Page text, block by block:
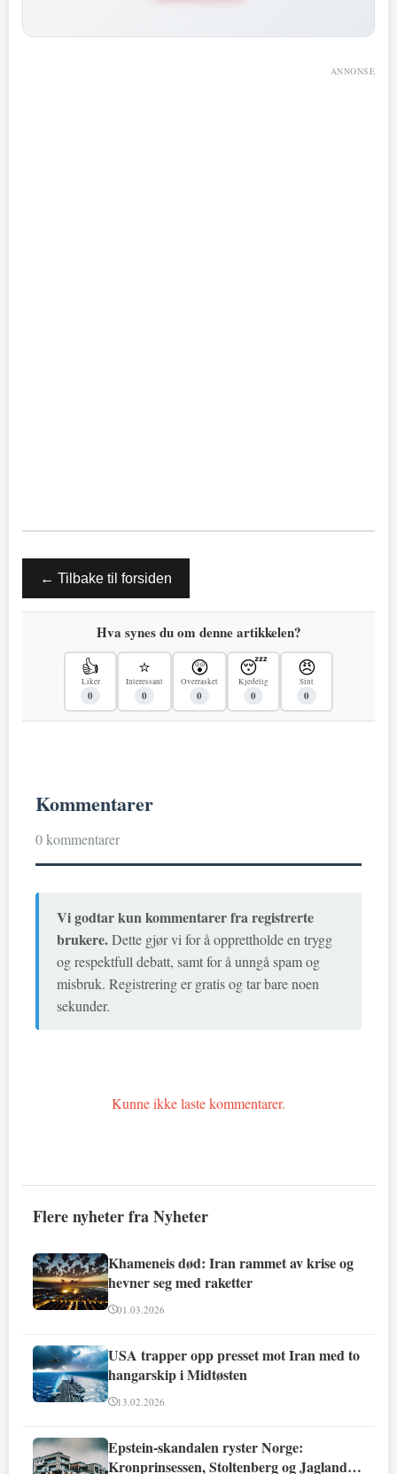
ANNONSE
← Tilbake til forsiden
Hva synes du om denne artikkelen?
👍
Liker
0
⭐
Interessant
0
😲
Overrasket
0
😴
Kjedelig
0
😠
Sint
0
Kommentarer
0 kommentarer
Vi godtar kun kommentarer fra registrerte
brukere.Dette gjør vi for å opprettholde en trygg
og respektfull debatt, samt for å unngå spam og
misbruk. Registrering er gratis og tar bare noen
sekunder.
Kunne ikke laste kommentarer.
Flere nyheter fra Nyheter
Khameneis død: Iran rammet av krise og
hevner seg med raketter
01.03.2026
USA trapper opp presset mot Iran med to
hangarskip i Midtøsten
13.02.2026
Epstein-skandalen ryster Norge:
Kronprinsessen, Stoltenberg og Jagland